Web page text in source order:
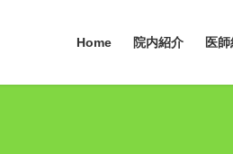
Home 院内紹介 医